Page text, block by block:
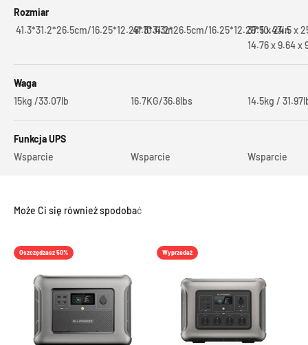
Rozmiar
41.3*31.2*26.5cm/16.25*12.28*10.43in41.3*31.2*26.5cm/16.25*12.28*10.43in
37.5 x 24.5 x
14.76 x 9.64 x
Waga
15kg /33.07lb
16.7KG/36.8lbs 14.5kg /
Funkcja UPS
Wsparcie
Wsparcie Wsparcie
Oszczędzasz 50% Wyprzedaż